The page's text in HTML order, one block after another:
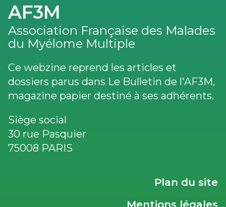
AF3M
Association Française des Malades
du Myélome Multiple
Ce webzine reprend les articles et
dossiers parus dans Le Bulletin de l'AF3M,
magazine papier destiné à ses adhérents.
Siège social
30 rue Pasquier
75008 PARIS
Plan du site
Mentions légales